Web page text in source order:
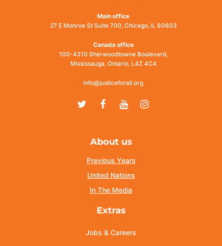
Main office
27 E Monroe St Suite 700, Chicago, IL 60603
Canada office
100-4310 Sherwoodtowne Boulevard,
Mississauga, Ontario, L4Z 4C4
info@justiceforall.org
TwitterFacebook
YoutubeInstagram
About us
Previous Years
United Nations
In The Media
Extras
Jobs & Careers